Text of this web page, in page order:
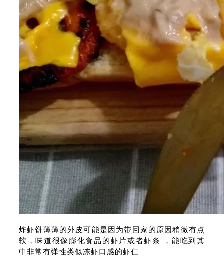
炸虾饼薄薄的外皮可能是因为带回家的原因稍微有点
软，味道很像膨化食品的虾片或者虾条 ，能吃到其
中非常有弹性类似冻虾口感的虾仁